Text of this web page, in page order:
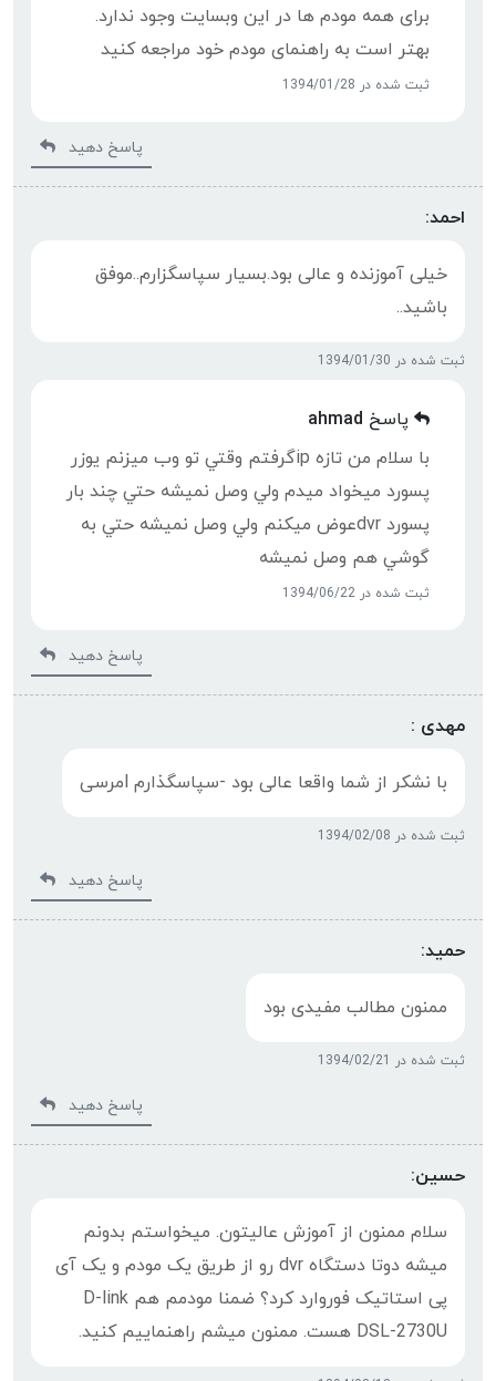
برای همه مودم ها در این وبسایت وجود ندارد.
بهتر است به راهنمای مودم خود مراجعه کنید
ثبت شده در 1394/01/28
پاسخ دهید
احمد:
خیلی آموزنده و عالی بود.بسیار سپاسگزارم..موفق
باشید..
ثبت شده در 1394/01/30
پاسخ ahmad
با سلام من تازه ipگرفتم وقتي تو وب ميزنم يوزر
پسورد ميخواد ميدم ولي وصل نميشه حتي چند بار
پسورد dvrعوض ميكنم ولي وصل نميشه حتي به
گوشي هم وصل نميشه
ثبت شده در 1394/06/22
پاسخ دهید
مهدی :
با نشکر از شما واقعا عالی بود -سپاسگذارم lمرسی
ثبت شده در 1394/02/08
پاسخ دهید
حمید:
ممنون مطالب مفیدی بود
ثبت شده در 1394/02/21
پاسخ دهید
حسین:
سلام ممنون از آموزش عالیتون. میخواستم بدونم
میشه دوتا دستگاه dvr رو از طریق یک مودم و یک آی
پی استاتیک فوروارد کرد؟ ضمنا مودمم هم D-link
DSL-2730U هست. ممنون میشم راهنماییم کنید.